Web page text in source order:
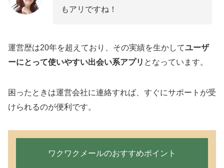
もアリですね！
運営歴は20年を超えており、その実績を生かしてユーザ
ーにとって使いやすい出会い系アプリ となっています。
困ったときは運営会社に連絡すれば、すぐにサポートが受
けられるのが便利です。
ワクワクメールのおすすめポイント